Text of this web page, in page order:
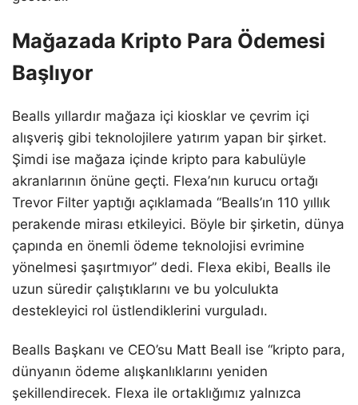
Mağazada Kripto Para Ödemesi
Başlıyor
Bealls yıllardır mağaza içi kiosklar ve çevrim içi
alışveriş gibi teknolojilere yatırım yapan bir şirket.
Şimdi ise mağaza içinde kripto para kabulüyle
akranlarının önüne geçti. Flexa’nın kurucu ortağı
Trevor Filter yaptığı açıklamada “Bealls’ın 110 yıllık
perakende mirası etkileyici. Böyle bir şirketin, dünya
çapında en önemli ödeme teknolojisi evrimine
yönelmesi şaşırtmıyor” dedi. Flexa ekibi, Bealls ile
uzun süredir çalıştıklarını ve bu yolculukta
destekleyici rol üstlendiklerini vurguladı.
Bealls Başkanı ve CEO’su Matt Beall ise “kripto para,
dünyanın ödeme alışkanlıklarını yeniden
şekillendirecek. Flexa ile ortaklığımız yalnızca